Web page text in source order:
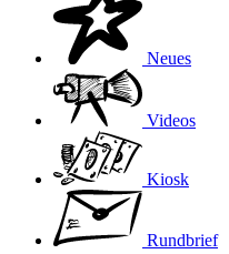
Neues
Videos
Kiosk
Rundbrief